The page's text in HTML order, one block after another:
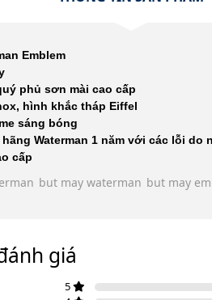
Emblem
phủ sơn mài cao cấp
hình khắc tháp Eiffel
sáng bóng
Waterman 1 năm với các lỗi do
cấp
but may waterman but may
giá
5